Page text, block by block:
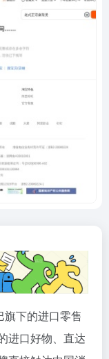
下的进口零售
进口好物、直达